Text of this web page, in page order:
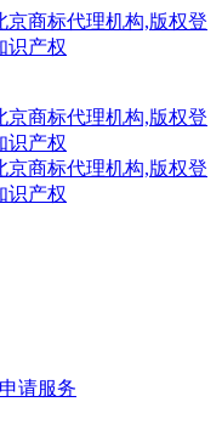
请服务